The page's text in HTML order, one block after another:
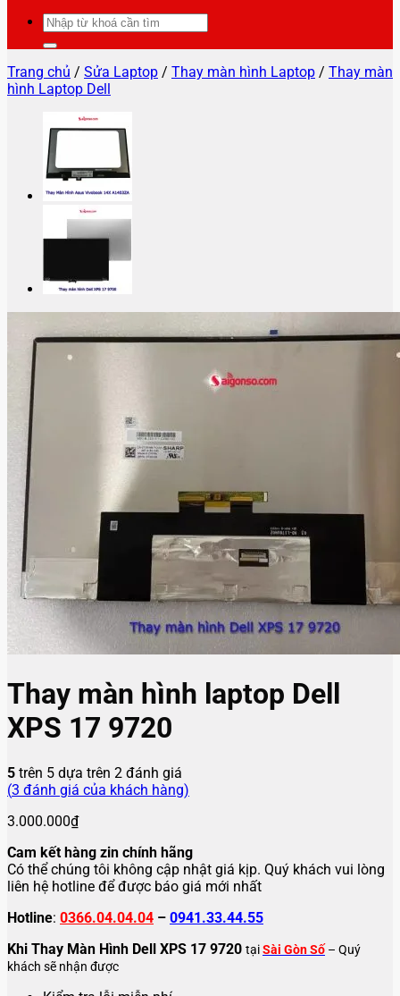
Tìm
kiếm:
Trang chủ / Sửa Laptop / Thay màn hình Laptop / Thay màn
hình Laptop Dell
Thay màn hình laptop Dell
XPS 17 9720
5 trên 5 dựa trên 2 đánh giá
(3 đánh giá của khách hàng)
3.000.000₫
Cam kết hàng zin chính hãng
Có thể chúng tôi không cập nhật giá kịp. Quý khách vui lòng
liên hệ hotline để được báo giá mới nhất
Hotline: 0366.04.04.04 – 0941.33.44.55
Khi Thay Màn Hình Dell XPS 17 9720 tạiSài Gòn Số – Quý
khách sẽ nhận được